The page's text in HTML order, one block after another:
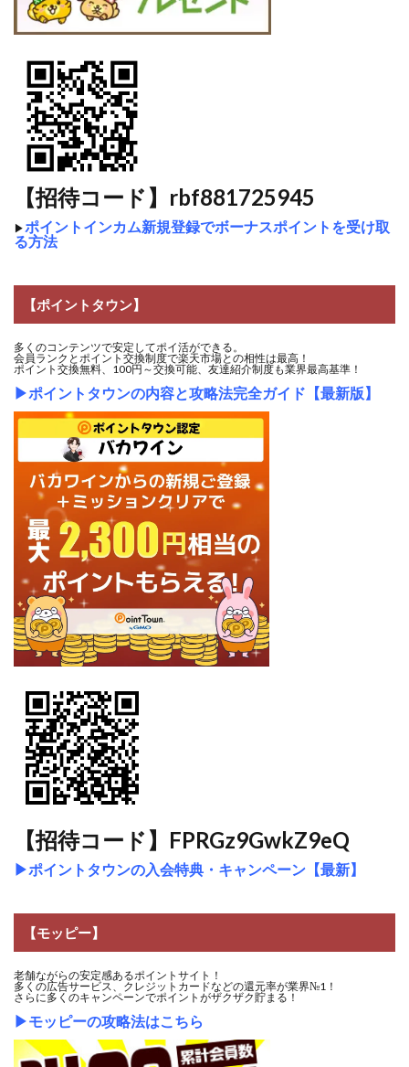
【招待コード】rbf881725945
▶ポイントインカム新規登録でボーナスポイントを受け取
る方法
【ポイントタウン】
多くのコンテンツで安定してポイ活ができる。
会員ランクとポイント交換制度で楽天市場との相性は最高！
ポイント交換無料、100円～交換可能、友達紹介制度も業界最高基準！
▶ポイントタウンの内容と攻略法完全ガイド【最新版】
【招待コード】FPRGz9GwkZ9eQ
▶ポイントタウンの入会特典・キャンペーン【最新】
【モッピー】
老舗ながらの安定感あるポイントサイト！
多くの広告サービス、クレジットカードなどの還元率が業界№1！
さらに多くのキャンペーンでポイントがザクザク貯まる！
▶モッピーの攻略法はこちら